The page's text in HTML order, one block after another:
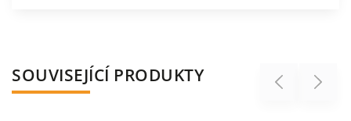
SOUVISEJÍCÍ PRODUKTY Previous Next